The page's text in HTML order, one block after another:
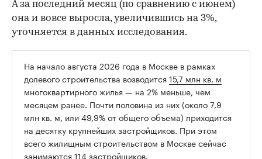
А за последний месяц (по сравнению с июнем)
она и вовсе выросла, увеличившись на 3%,
уточняется в данных исследования.
На начало августа 2026 года в Москве в рамках
долевого строительства возводится15,7 млн кв. м
многоквартирного жилья — на 2% меньше, чем
месяцем ранее. Почти половина из них (около 7,9
млн кв. м, или 49,9% от общего объема) приходится
на десятку крупнейших застройщиков. При этом
всего жилищным строительством в Москве сейчас
занимаются 114 застройщиков.